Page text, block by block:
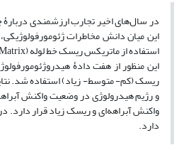
در سال‌های اخیر تجارب ارزشمندی
این میان دانش مخاطرات
این منظور از هفت دادۀ
ریسک (کم- متوسط- زیاد) استفاده شد.
و رژیم هیدرولوژی در وضعیت واکنش
واکنش آبراهه‌ای و ریسک زیاد قرار دارد.
دارد.